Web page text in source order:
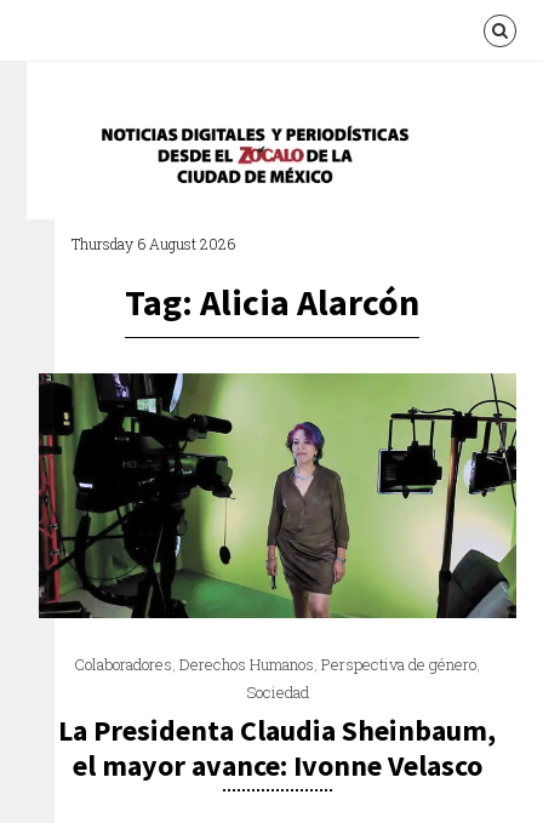
Thursday 6 August 2026
Tag: Alicia Alarcón
Colaboradores,Derechos Humanos,Perspectiva de género,
Sociedad
La Presidenta Claudia Sheinbaum,
el mayor avance: Ivonne Velasco